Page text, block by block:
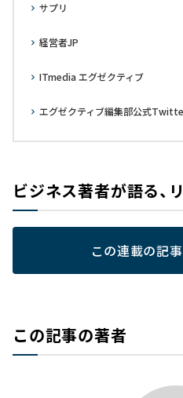
サプリ
経営者JP
ITmedia エグゼクティブ
エグゼクティブ編集部公式
ビジネス著者が語る、
この連載の記
この記事の著者